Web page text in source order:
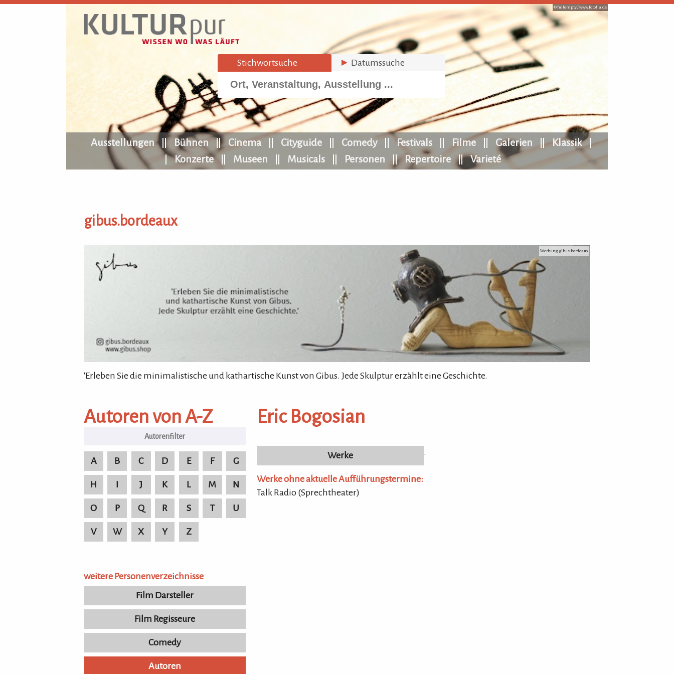
© fullempty /www.fotolia.de
Stichwortsuche ► Datumssuche
KULTURpur Navigation
Ausstellungen Bühnen Cinema Cityguide Comedy Festivals Filme Galerien
Klassik
Konzerte
Museen Musicals Personen Repertoire Varieté
gibus.bordeaux
gibus.bordeaux Werbung: gibus.bordeaux
'Erleben Sie die minimalistische und kathartische Kunst von Gibus. Jede Skulptur erzählt eine Geschichte.
Komponisten / Autoren von A-Z
Autoren von A-Z
A B C D E F G
H I J K L M N
O P Q R S T U
V W X Y Z
weitere Personenverzeichnisse
Film Darsteller
Film Regisseure
Comedy
Autoren
Autoren
Eric Bogosian
Werke .
Werke ohne aktuelle Aufführungstermine:
Talk Radio (Sprechtheater)